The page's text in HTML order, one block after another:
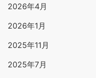
2026年4月
2026年1月
2025年11月
2025年7月